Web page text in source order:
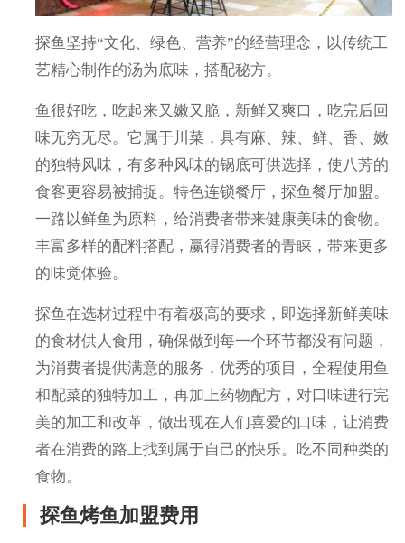
探鱼坚持“文化、绿色、营养”的经营理念，以传统工
艺精心制作的汤为底味，搭配秘方。
鱼很好吃，吃起来又嫩又脆，新鲜又爽口，吃完后回
味无穷无尽。它属于川菜，具有麻、辣、鲜、香、嫩
的独特风味，有多种风味的锅底可供选择，使八芳的
食客更容易被捕捉。特色连锁餐厅，探鱼餐厅加盟。
一路以鲜鱼为原料，给消费者带来健康美味的食物。
丰富多样的配料搭配，赢得消费者的青睐，带来更多
的味觉体验。
探鱼在选材过程中有着极高的要求，即选择新鲜美味
的食材供人食用，确保做到每一个环节都没有问题，
为消费者提供满意的服务，优秀的项目，全程使用鱼
和配菜的独特加工，再加上药物配方，对口味进行完
美的加工和改革，做出现在人们喜爱的口味，让消费
者在消费的路上找到属于自己的快乐。吃不同种类的
食物。
探鱼烤鱼加盟费用